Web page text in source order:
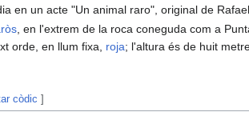
en un acte "Un animal raro", original de
, en l'extrem de la roca coneguda com a
orde, en llum fixa, roja; l'altura és de huit
còdic ]